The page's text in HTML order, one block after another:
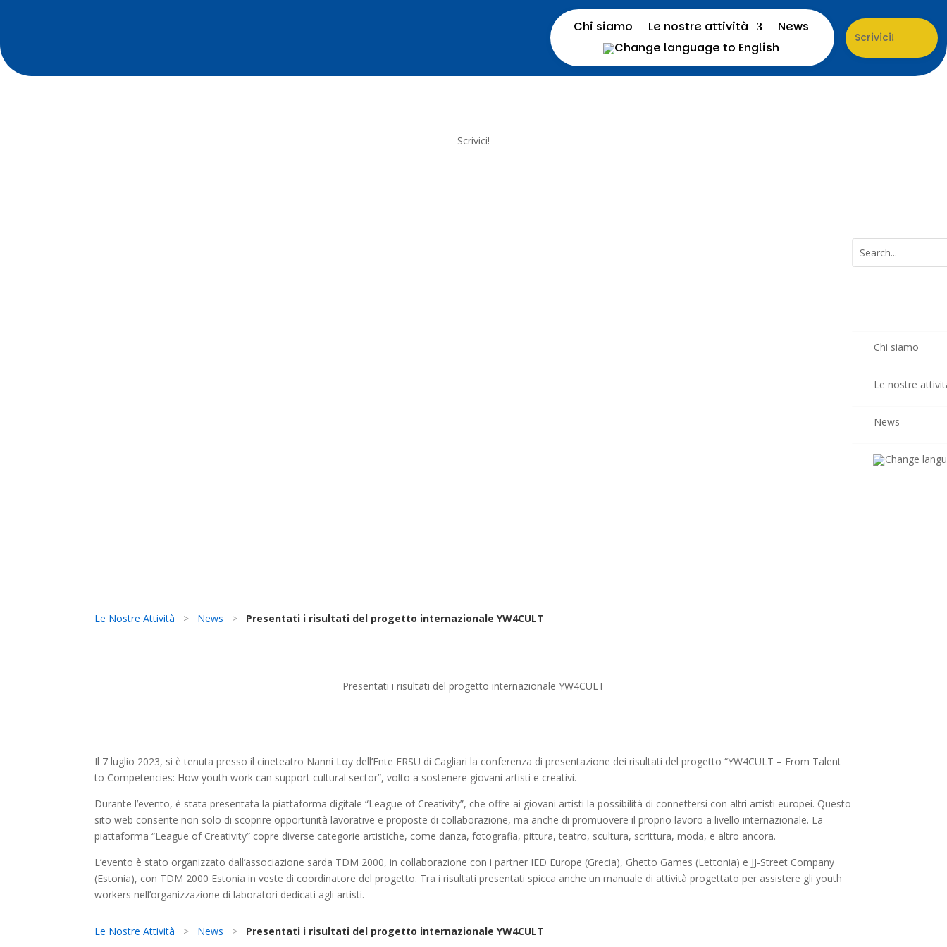
Chi siamo Le nostre attività News
Scrivici!
Scrivici!
Chi siamo
Le nostre
News
Le Nostre Attività > News > Presentati i risultati del progetto internazionale YW4CULT
Presentati i risultati del progetto internazionale YW4CULT
Il 7 luglio 2023, si è tenuta presso il cineteatro Nanni Loy dell’Ente ERSU di Cagliari la conferenza di presentazione dei risultati del progetto “YW4CULT – From Talent
to Competencies: How youth work can support cultural sector”, volto a sostenere giovani artisti e creativi.
Durante l’evento, è stata presentata la piattaforma digitale “League of Creativity”, che offre ai giovani artisti la possibilità di connettersi con altri artisti europei. Questo
sito web consente non solo di scoprire opportunità lavorative e proposte di collaborazione, ma anche di promuovere il proprio lavoro a livello internazionale. La
piattaforma “League of Creativity” copre diverse categorie artistiche, come danza, fotografia, pittura, teatro, scultura, scrittura, moda, e altro ancora.
L’evento è stato organizzato dall’associazione sarda TDM 2000, in collaborazione con i partner IED Europe (Grecia), Ghetto Games (Lettonia) e JJ-Street Company
(Estonia), con TDM 2000 Estonia in veste di coordinatore del progetto. Tra i risultati presentati spicca anche un manuale di attività progettato per assistere gli youth
workers nell’organizzazione di laboratori dedicati agli artisti.
Le Nostre Attività > News > Presentati i risultati del progetto internazionale YW4CULT